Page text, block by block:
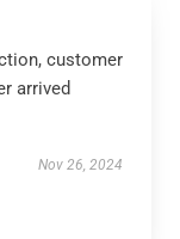
customer
arrived
Nov 26, 2024